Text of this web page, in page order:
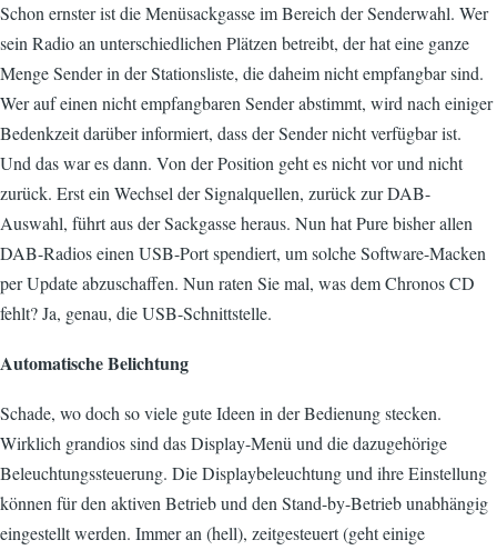
Schon ernster ist die Menüsackgasse im Bereich der Senderwahl. Wer
sein Radio an unterschiedlichen Plätzen betreibt, der hat eine ganze
Menge Sender in der Stationsliste, die daheim nicht empfangbar sind.
Wer auf einen nicht empfangbaren Sender abstimmt, wird nach einiger
Bedenkzeit darüber informiert, dass der Sender nicht verfügbar ist.
Und das war es dann. Von der Position geht es nicht vor und nicht
zurück. Erst ein Wechsel der Signalquellen, zurück zur DAB-
Auswahl, führt aus der Sackgasse heraus. Nun hat Pure bisher allen
DAB-Radios einen USB-Port spendiert, um solche Software-Macken
per Update abzuschaffen. Nun raten Sie mal, was dem Chronos CD
fehlt? Ja, genau, die USB-Schnittstelle.
Automatische Belichtung
Schade, wo doch so viele gute Ideen in der Bedienung stecken.
Wirklich grandios sind das Display-Menü und die dazugehörige
Beleuchtungssteuerung. Die Displaybeleuchtung und ihre Einstellung
können für den aktiven Betrieb und den Stand-by-Betrieb unabhängig
eingestellt werden. Immer an (hell), zeitgesteuert (geht einige